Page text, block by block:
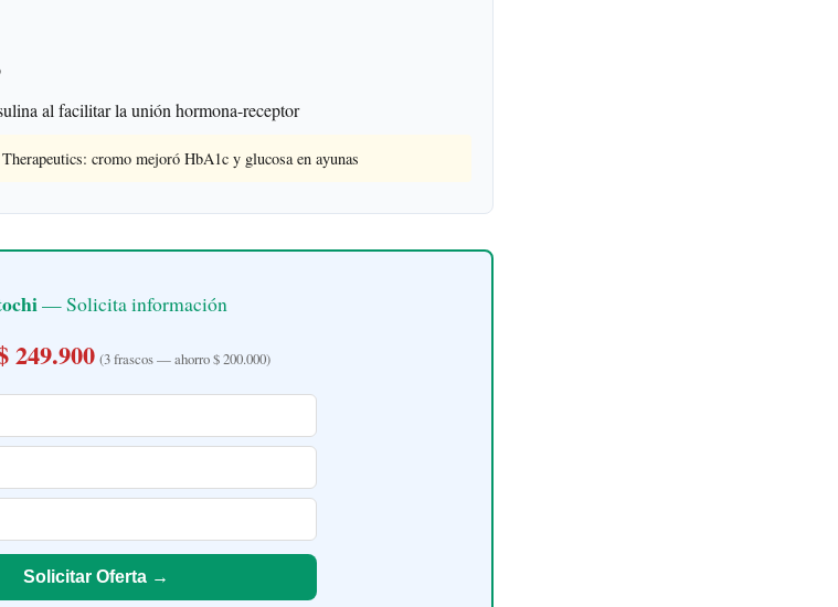
al facilitar la unión hormona-receptor
cromo mejoró HbA1c y glucosa en ayunas
— Solicita información
249.900 (3 frascos — ahorro $ 200.000)
Solicitar Oferta →